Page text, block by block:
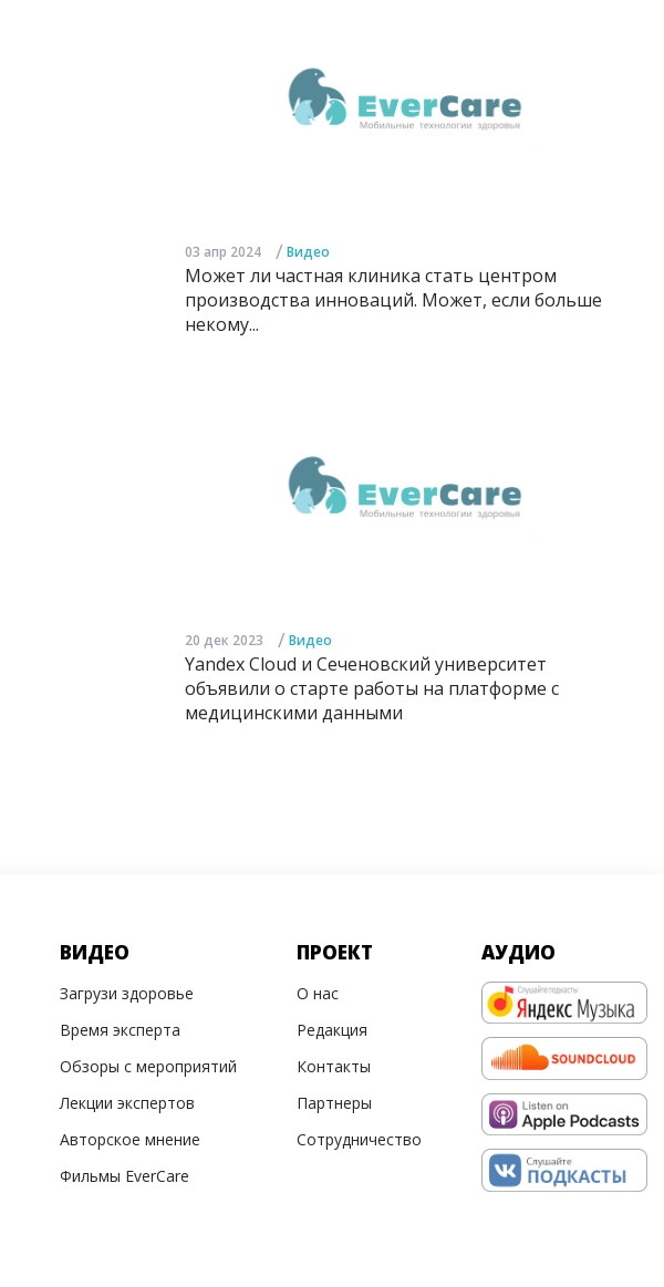
03 апр 2024 / Видео
Может ли частная клиника стать центром
производства инноваций. Может, если больше
некому...
20 дек 2023 / Видео
Yandex Cloud и Сеченовский университет
объявили о старте работы на платформе с
медицинскими данными
ВИДЕО
Загрузи здоровье
Время эксперта
Обзоры с мероприятий
Лекции экспертов
Авторское мнение
Фильмы EverCare
ПРОЕКТ
О нас
Редакция
Контакты
Партнеры
Сотрудничество
АУДИО